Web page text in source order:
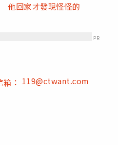
他回家才發現怪怪的
PR
箱：119@ctwant.com